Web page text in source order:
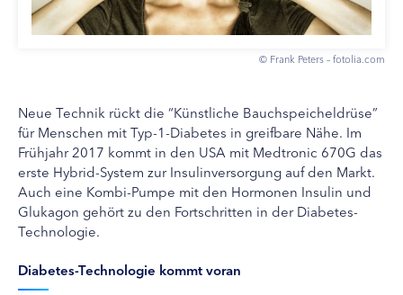
© Frank Peters – fotolia.com
Neue Technik rückt die “Künstliche Bauchspeicheldrüse”
für Menschen mit Typ-1-Diabetes in greifbare Nähe. Im
Frühjahr 2017 kommt in den USA mit Medtronic 670G das
erste Hybrid-System zur Insulinversorgung auf den Markt.
Auch eine Kombi-Pumpe mit den Hormonen Insulin und
Glukagon gehört zu den Fortschritten in der Diabetes-
Technologie.
Diabetes-Technologie kommt voran